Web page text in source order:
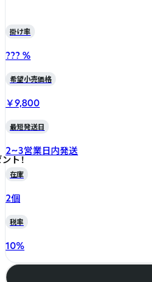
掛け率
??? %
希望小売価格
￥9,800
最短発送日
2~3営業日内発送
在庫
2個
税率
10%
ト！